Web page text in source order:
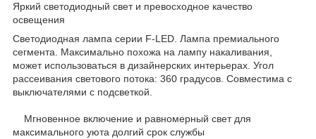
Яркий светодиодный свет и превосходное качество
освещения
Светодиодная лампа серии F-LED. Лампа премиального
сегмента. Максимально похожа на лампу накаливания,
может использоваться в дизайнерских интерьерах. Угол
рассеивания светового потока: 360 градусов. Совместима с
выключателями с подсветкой.
Мгновенное включение и равномерный свет для
максимального уюта долгий срок службы